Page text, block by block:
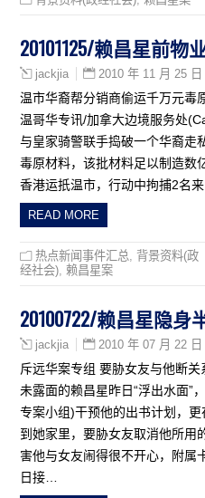
20101125/赖昌星前
jackjia 2010 年 11 月 25 日
温市华裔帮分销商偷运千万元毒
温哥华专讯/加拿大边境服务处
与皇家骑警联手捣破一个华裔走
毒原材料，该批材料足以制造数
香港运扺温市，行动中拘捕2名
READ MORE
热点新闻事件汇总
背景资料(政
经社会) ,赖昌星案
20100722/赖昌星隐
jackjia 2010 年 07 月 22 日
斥远华案专组 要胁女友与他断
未露面的赖昌星昨日“浮出水面”
专案小组)干预他的出书计划，
到她家里，要胁女友取消他所用
害他与女友闹得很不开心，附属
日接…